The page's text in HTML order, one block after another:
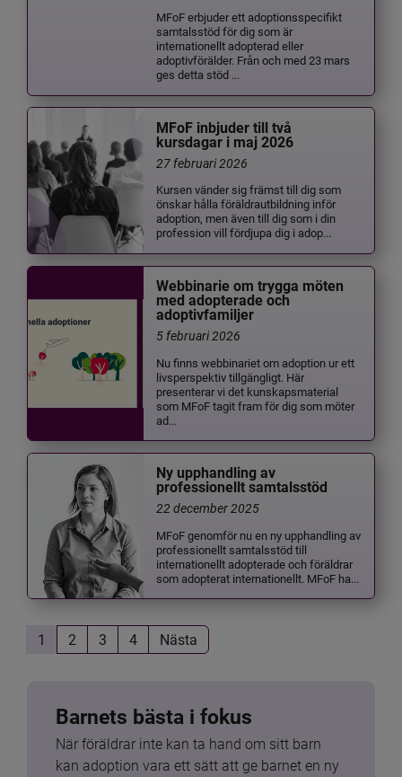
MFoF erbjuder ett adoptionsspecifikt
samtalsstöd för dig som är
internationellt adopterad eller
adoptivförälder. Från och med 23 mars
ges detta stöd ...
MFoF inbjuder till två
kursdagar i maj 2026
27 februari 2026
Kursen vänder sig främst till dig som
önskar hålla föräldrautbildning inför
adoption, men även till dig som i din
profession vill fördjupa dig i adop...
Webbinarie om trygga möten
med adopterade och
adoptivfamiljer
5 februari 2026
Nu finns webbinariet om adoption ur ett
livsperspektiv tillgängligt. Här
presenterar vi det kunskapsmaterial
som MFoF tagit fram för dig som möter
ad...
Ny upphandling av
professionellt samtalsstöd
22 december 2025
MFoF genomför nu en ny upphandling av
professionellt samtalsstöd till
internationellt adopterade och föräldrar
som adopterat internationellt. MFoF ha...
1 2 3 4 Nästa
Barnets bästa i fokus
När föräldrar inte kan ta hand om sitt barn
kan adoption vara ett sätt att ge barnet en ny